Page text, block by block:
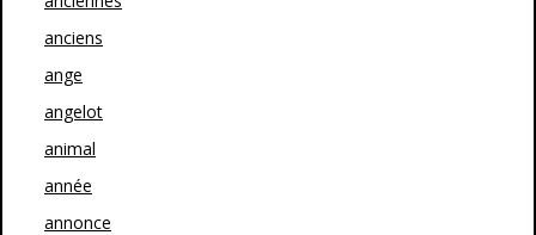
anciens
ange
angelot
animal
année
annonce